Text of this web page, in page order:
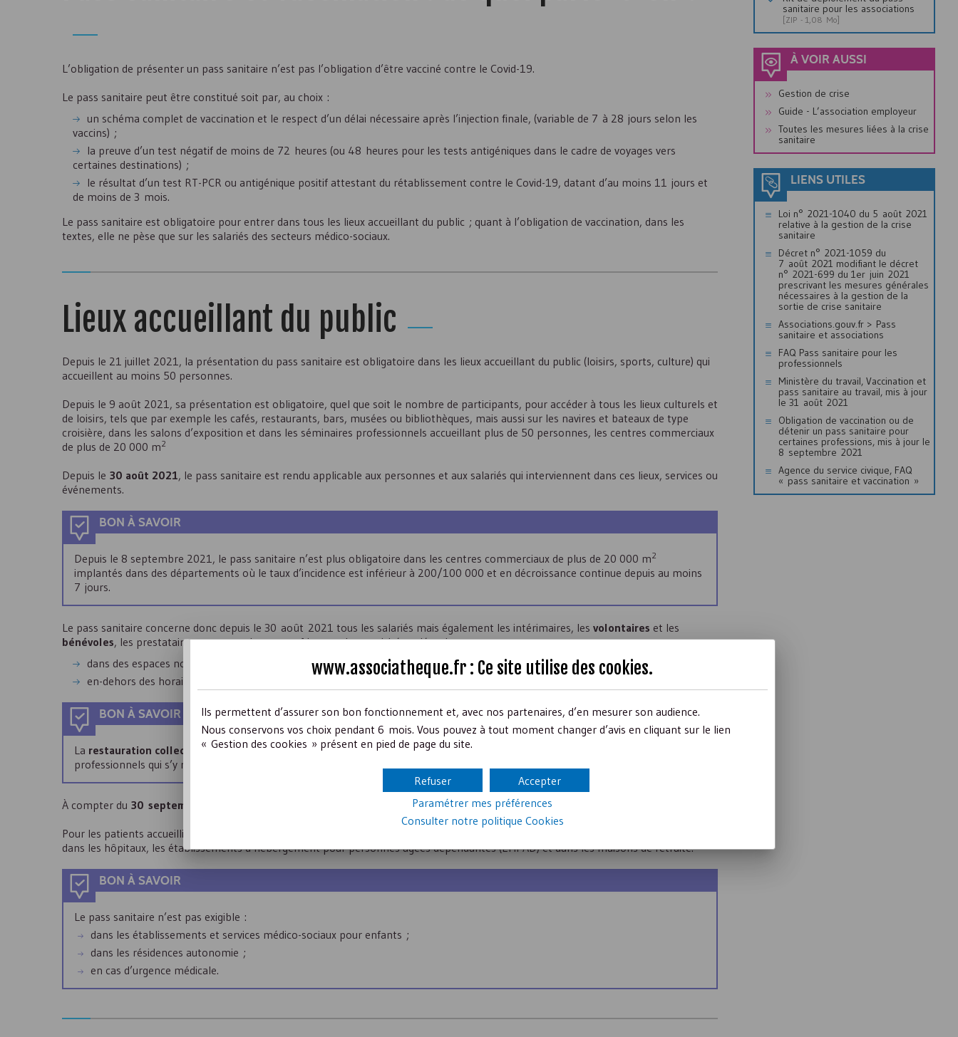
L’obligation de présenter un pass sanitaire n’est pas l’obligation d’être vacciné contre le Covid-19.
Le pass sanitaire peut être constitué soit par, au choix :
un schéma complet de vaccination et le respect d’un délai nécessaire après l’injection finale, (variable de 7 à 28 jours selon les
vaccins) ;
la preuve d’un test négatif de moins de 72 heures (ou 48 heures pour les tests antigéniques dans le cadre de voyages vers
certaines destinations) ;
le résultat d’un test RT-PCR ou antigénique positif attestant du rétablissement contre le Covid-19, datant d’au moins 11 jours et
de moins de 3 mois.
Le pass sanitaire est obligatoire pour entrer dans tous les lieux accueillant du public ; quant à l’obligation de vaccination, dans les
textes, elle ne pèse que sur les salariés des secteurs médico-sociaux.
Lieux accueillant du public
Depuis le 21 juillet 2021, la présentation du pass sanitaire est obligatoire dans les lieux accueillant du public (loisirs, sports, culture) qui
accueillent au moins 50 personnes.
Depuis le 9 août 2021, sa présentation est obligatoire, quel que soit le nombre de participants, pour accéder à tous les lieux culturels et
de loisirs, tels que par exemple les cafés, restaurants, bars, musées ou bibliothèques, mais aussi sur les navires et bateaux de type
croisière, dans les salons d’exposition et dans les séminaires professionnels accueillant plus de 50 personnes, les centres commerciaux
de plus de 20 000 m2
Depuis le 30 août 2021, le pass sanitaire est rendu applicable aux personnes et aux salariés qui interviennent dans ces lieux, services ou
événements.
BON À SAVOIR
Depuis le 8 septembre 2021, le pass sanitaire n’est plus obligatoire dans les centres commerciaux de plus de 20 000 m2
implantés dans des départements où le taux d’incidence est inférieur à 200/100 000 et en décroissance continue depuis au moins
7 jours.
Le pass sanitaire concerne donc depuis le 30 août 2021 tous les salariés mais également les intérimaires, les volontaires et les
bénévoles, les prestataires et sous-traitants, sauf lorsque leur activité se déroule :
dans des espaces non accessibles au public (ex : bureaux) ;
en-dehors des horaires d’ouverture au public.
BON À SAVOIR
La restauration collectiveest exclue du champ d’application du pass sanitaire, qu’il s’agisse des salariés qui y exercent ou des
professionnels qui s’y rendent pour déjeuner.
À compter du 30 septembre 2021
, le pass sanitaire sera obligatoire pour les mineurs âgés de 12 à 17 ans.
Pour les patients accueillis pour des soins programmés, les accompagnants ou les visiteurs, le pass sanitaire est également obligatoire
dans les hôpitaux, les établissements d’hébergement pour personnes âgées dépendantes (EHPAD) et dans les maisons de retraite.
BON À SAVOIR
Le pass sanitaire n’est pas exigible :
dans les établissements et services médico-sociaux pour enfants ;
dans les résidences autonomie ;
en cas d’urgence médicale.
sanitaire pour les associations
[ZIP - 1,08 Mo]
À VOIR AUSSI
Gestion de crise
Guide - L’association employeur
Toutes les mesures liées à la crise
sanitaire
LIENS UTILES
Loi n° 2021-1040 du 5 août 2021
relative à la gestion de la crise
sanitaire
Décret n° 2021-1059 du
7 août 2021 modifiant le décret
n° 2021-699 du 1er juin 2021
prescrivant les mesures générales
nécessaires à la gestion de la
sortie de crise sanitaire
Associations.gouv.fr > Pass
sanitaire et associations
FAQ Pass sanitaire pour les
professionnels
Ministère du travail, Vaccination et
pass sanitaire au travail, mis à jour
le 31 août 2021
Obligation de vaccination ou de
détenir un pass sanitaire pour
certaines professions, mis à jour le
8 septembre 2021
Agence du service civique, FAQ
« pass sanitaire et vaccination »
www.associatheque.fr : Ce site utilise des cookies.
Ils permettent d’assurer son bon fonctionnement et, avec nos partenaires, d’en mesurer son audience.
Nous conservons vos choix pendant 6 mois. Vous pouvez à tout moment changer d’avis en cliquant sur le lien
« Gestion des cookies » présent en pied de page du site.
Accepter
Refuser
Paramétrer mes préférences
Consulter notre politique Cookies